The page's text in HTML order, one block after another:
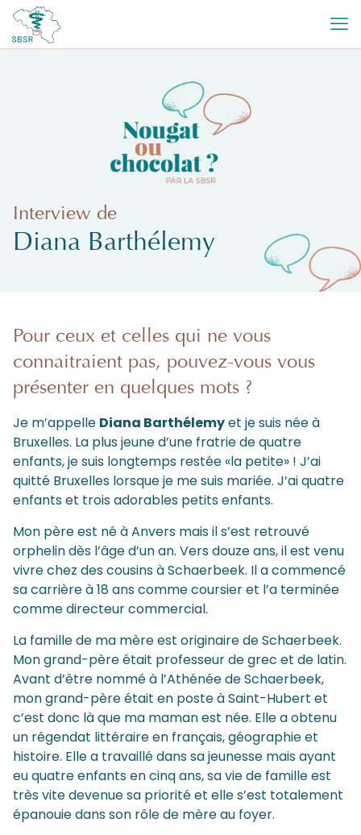
Interview de
Diana Barthélemy
Pour ceux et celles qui ne vous
connaitraient pas, pouvez-vous vous
présenter en quelques mots ?
Je m’appelle Diana Barthélemyet je suis née à
Bruxelles. La plus jeune d’une fratrie de quatre
enfants, je suis longtemps restée «la petite» ! J’ai
quitté Bruxelles lorsque je me suis mariée. J’ai quatre
enfants et trois adorables petits enfants.
Mon père est né à Anvers mais il s’est retrouvé
orphelin dès l’âge d’un an. Vers douze ans, il est venu
vivre chez des cousins à Schaerbeek. Il a commencé
sa carrière à 18 ans comme coursier et l’a terminée
comme directeur commercial.
La famille de ma mère est originaire de Schaerbeek.
Mon grand-père était professeur de grec et de latin.
Avant d’être nommé à l’Athénée de Schaerbeek,
mon grand-père était en poste à Saint-Hubert et
c’est donc là que ma maman est née. Elle a obtenu
un régendat littéraire en français, géographie et
histoire. Elle a travaillé dans sa jeunesse mais ayant
eu quatre enfants en cinq ans, sa vie de famille est
très vite devenue sa priorité et elle s’est totalement
épanouie dans son rôle de mère au foyer.